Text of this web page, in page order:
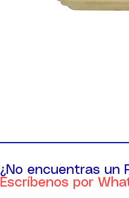
¿No encuentras un
Escríbenos por